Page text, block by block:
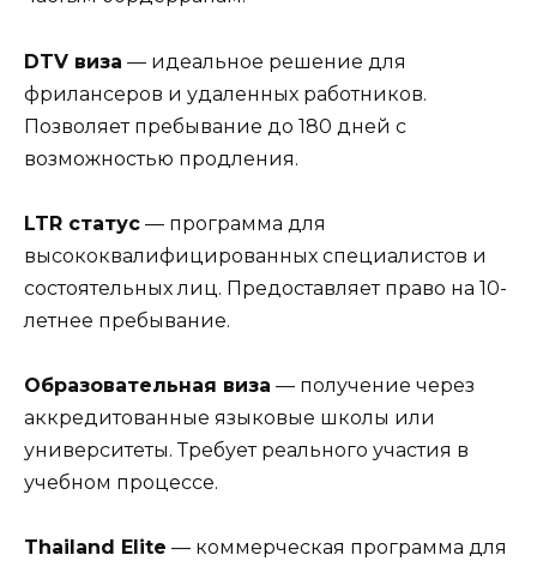
DTV виза — идеальное решение для
фрилансеров и удаленных работников.
Позволяет пребывание до 180 дней с
возможностью продления.
LTR статус — программа для
высококвалифицированных специалистов и
состоятельных лиц. Предоставляет право на 10-
летнее пребывание.
Образовательная виза — получение через
аккредитованные языковые школы или
университеты. Требует реального участия в
учебном процессе.
Thailand Elite — коммерческая программа для